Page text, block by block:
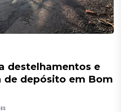
destelhamentos e
de depósito em Bom